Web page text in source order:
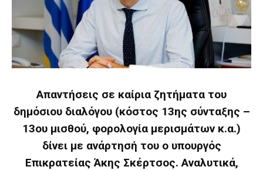
Απαντήσεις σε καίρια ζητήματα του
δημόσιου διαλόγου (κόστος 13ης σύνταξης –
13ου μισθού, φορολογία μερισμάτων κ.α.)
δίνει με ανάρτησή του ο υπουργός
Επικρατείας Άκης Σκέρτσος. Αναλυτικά,